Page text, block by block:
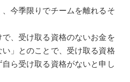
今季限りでチームを離れるそ
で、受け取る資格のないお金を
」とのことで、受け取る資格
ら受け取る資格がないと申し